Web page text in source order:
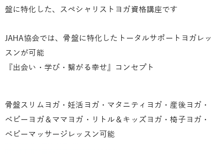
盤に特化した、スペシャリストヨガ資格講座です
JAHA協会では、骨盤に特化したトータルサポートヨガレッ
スンが可能
『出会い・学び・繋がる幸せ』コンセプト
骨盤スリムヨガ・妊活ヨガ・マタニティヨガ・産後ヨガ・
ベビーヨガ＆ママヨガ・リトル＆キッズヨガ・椅子ヨガ・
ベビーマッサージレッスン可能